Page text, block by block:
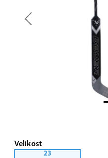
Previous
Velikost
23